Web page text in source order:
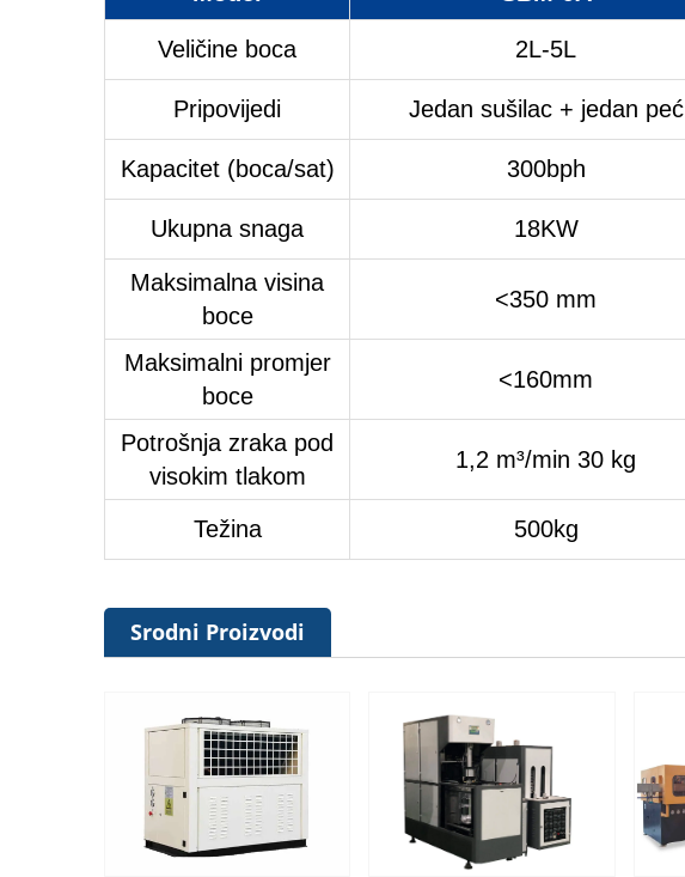
Veličine boca 2L-5L
Pripovijedi Jedan sušilac + jedan peć
Kapacitet (boca/sat) 300bph
Ukupna snaga 18KW
Maksimalna visina
boce
<350 mm
Maksimalni promjer
boce
<160mm
Potrošnja zraka pod
visokim tlakom
1,2 m³/min 30 kg
Težina 500kg
Srodni Proizvodi